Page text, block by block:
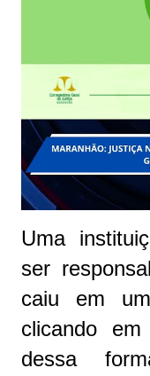
Uma
ser
caiu em
clicando
dessa